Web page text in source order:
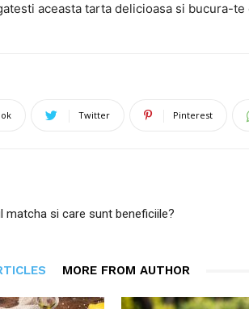
aceasta tarta delicioasa si bucura-
Twitter Pinterest
matcha si care sunt beneficiile?
MORE FROM AUTHOR